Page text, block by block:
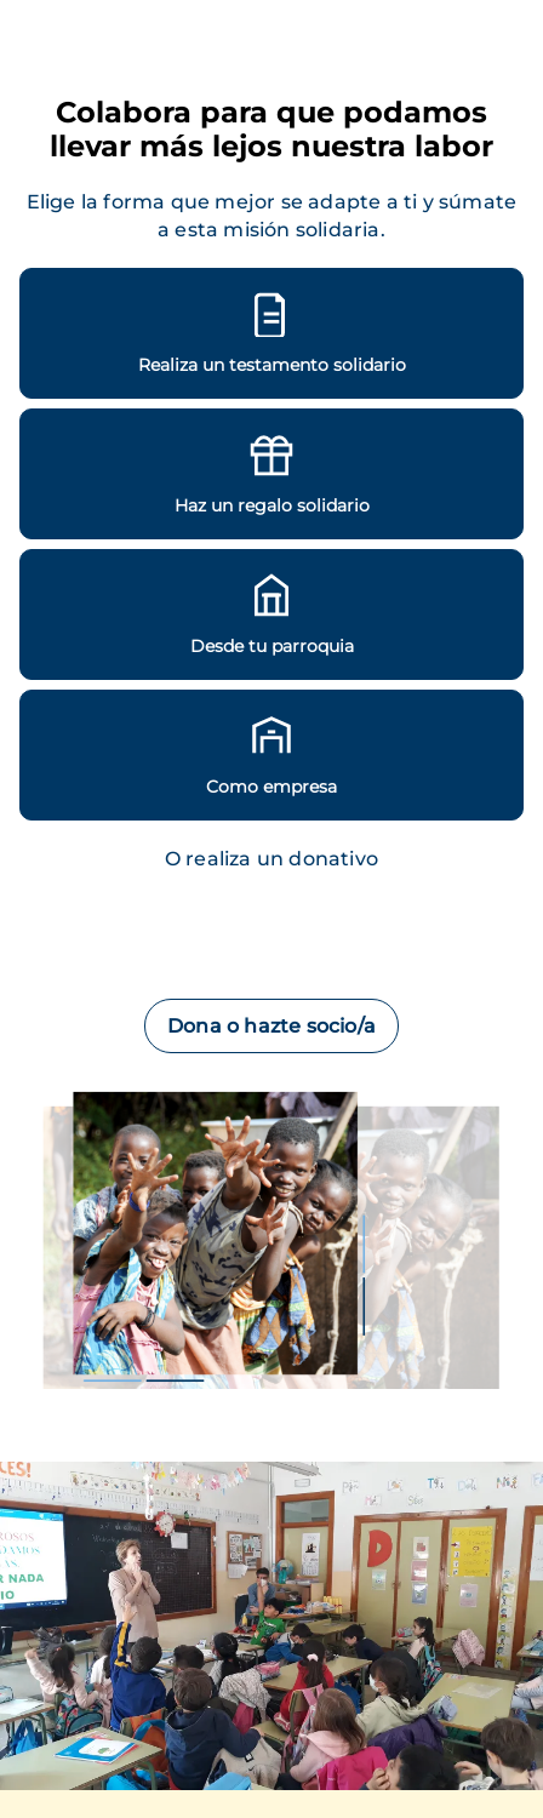
Colabora para que podamos
llevar más lejos nuestra labor
Elige la forma que mejor se adapte a ti y súmate
a esta misión solidaria.
Realiza un testamento solidario
Haz un regalo solidario
Desde tu parroquia
Como empresa
O realiza un donativo
Dona o hazte socio/a
Imagen